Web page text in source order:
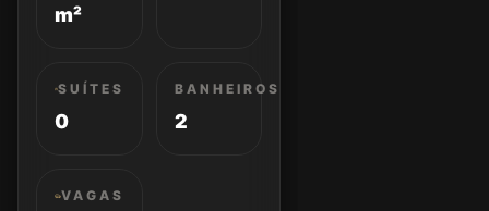
m²
SUÍTES
0
BANHEIROS
2
VAGAS